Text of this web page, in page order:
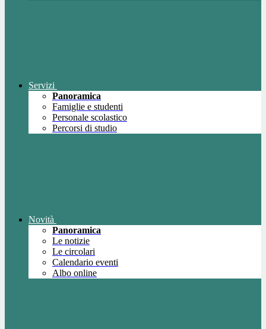
Servizi
Panoramica
Famiglie e studenti
Personale scolastico
Percorsi di studio
Novità
Panoramica
Le notizie
Le circolari
Calendario eventi
Albo online